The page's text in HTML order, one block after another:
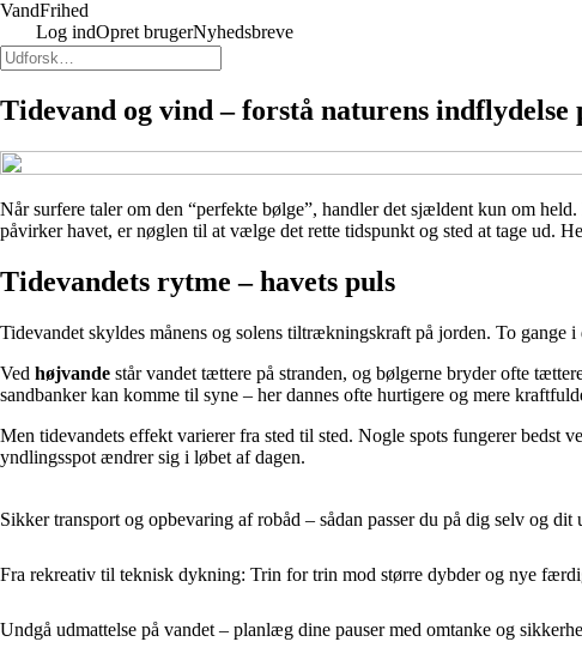
VandFrihed
Log indOpret brugerNyhedsbreve
Tidevand og vind – forstå naturens indflydelse
Når surfere taler om den “perfekte bølge”, handler det sjældent kun om
påvirker havet, er nøglen til at vælge det rette tidspunkt og sted at tage ud.
Tidevandets rytme – havets puls
Tidevandet skyldes månens og solens tiltrækningskraft på jorden. To gange
Ved højvande står vandet tættere på stranden, og bølgerne bryder ofte
sandbanker kan komme til syne – her dannes ofte hurtigere og mere
Men tidevandets effekt varierer fra sted til sted. Nogle spots fungerer bedst
yndlingsspot ændrer sig i løbet af dagen.
Sikker transport og opbevaring af robåd – sådan passer du på dig selv og dit
Fra rekreativ til teknisk dykning: Trin for trin mod større dybder og nye
Undgå udmattelse på vandet – planlæg dine pauser med omtanke og